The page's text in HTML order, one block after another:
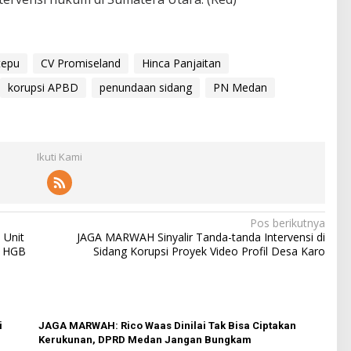
CV Promiseland
Hinca Panjaitan
korupsi APBD
penundaan sidang PN Medan
Ikuti Kami
Unit
Pos berikutnya
JAGA MARWAH Sinyalir Tanda-tanda Intervensi di
Sidang Korupsi Proyek Video Profil Desa Karo
JAGA MARWAH: Rico Waas Dinilai Tak Bisa Ciptakan
Kerukunan, DPRD Medan Jangan Bungkam